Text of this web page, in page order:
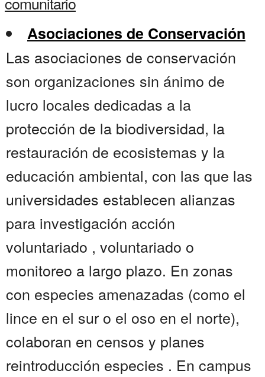
Asociaciones de Conservación
Las asociaciones de conservación
son organizaciones sin ánimo de
lucro locales dedicadas a la
protección de la biodiversidad, la
restauración de ecosistemas y la
educación ambiental, con las que las
universidades establecen alianzas
para investigación acción
voluntariado , voluntariado o
monitoreo a largo plazo. En zonas
con especies amenazadas (como el
lince en el sur o el oso en el norte),
colaboran en censos y planes
reintroducción especies . En campus